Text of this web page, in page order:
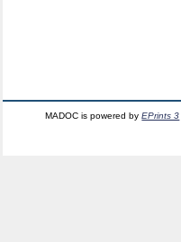
MADOC is powered byEPrints 3